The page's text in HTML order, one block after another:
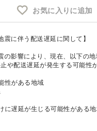
お気に入りに追加
震に伴う配送遅延に関して】
の影響により、現在、以下の地
や配送遅延が発生する可能性
性がある地域
に遅延が生じる可能性がある